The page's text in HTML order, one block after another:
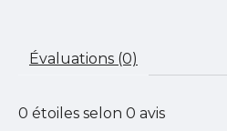
Évaluations (0)
0 étoiles selon 0 avis